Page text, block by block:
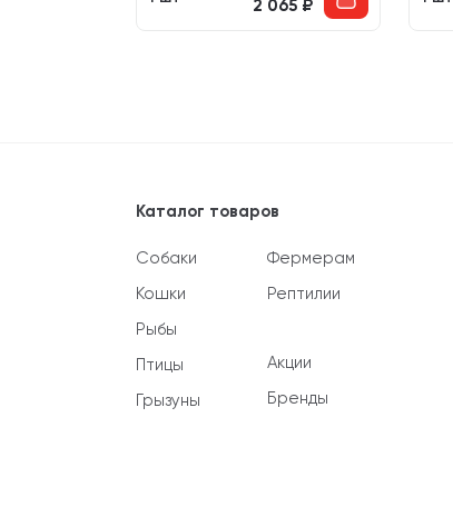
2 065 ₽
Каталог товаров
Собаки
Кошки
Рыбы
Птицы
Грызуны
Фермерам
Рептилии
Акции
Бренды